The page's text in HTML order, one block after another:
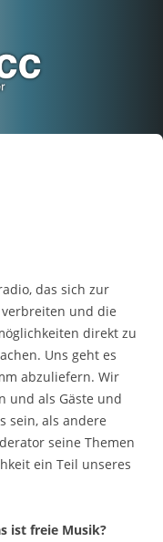
das sich zur
und die
direkt zu
Uns geht es
abzuliefern. Wir
und als Gäste und
sein, als andere
seine Themen
ein Teil unseres
ist freie Musik?